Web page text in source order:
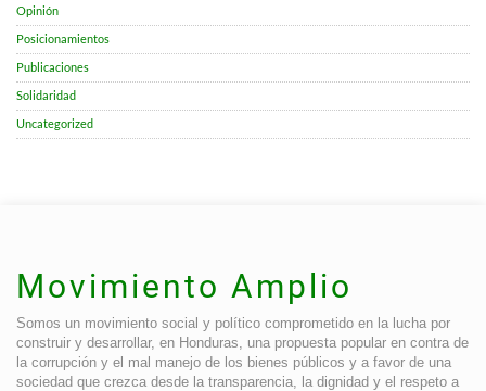
Opinión
Posicionamientos
Publicaciones
Solidaridad
Uncategorized
Movimiento Amplio
Somos un movimiento social y político comprometido en la lucha por
construir y desarrollar, en Honduras, una propuesta popular en contra de
la corrupción y el mal manejo de los bienes públicos y a favor de una
sociedad que crezca desde la transparencia, la dignidad y el respeto a